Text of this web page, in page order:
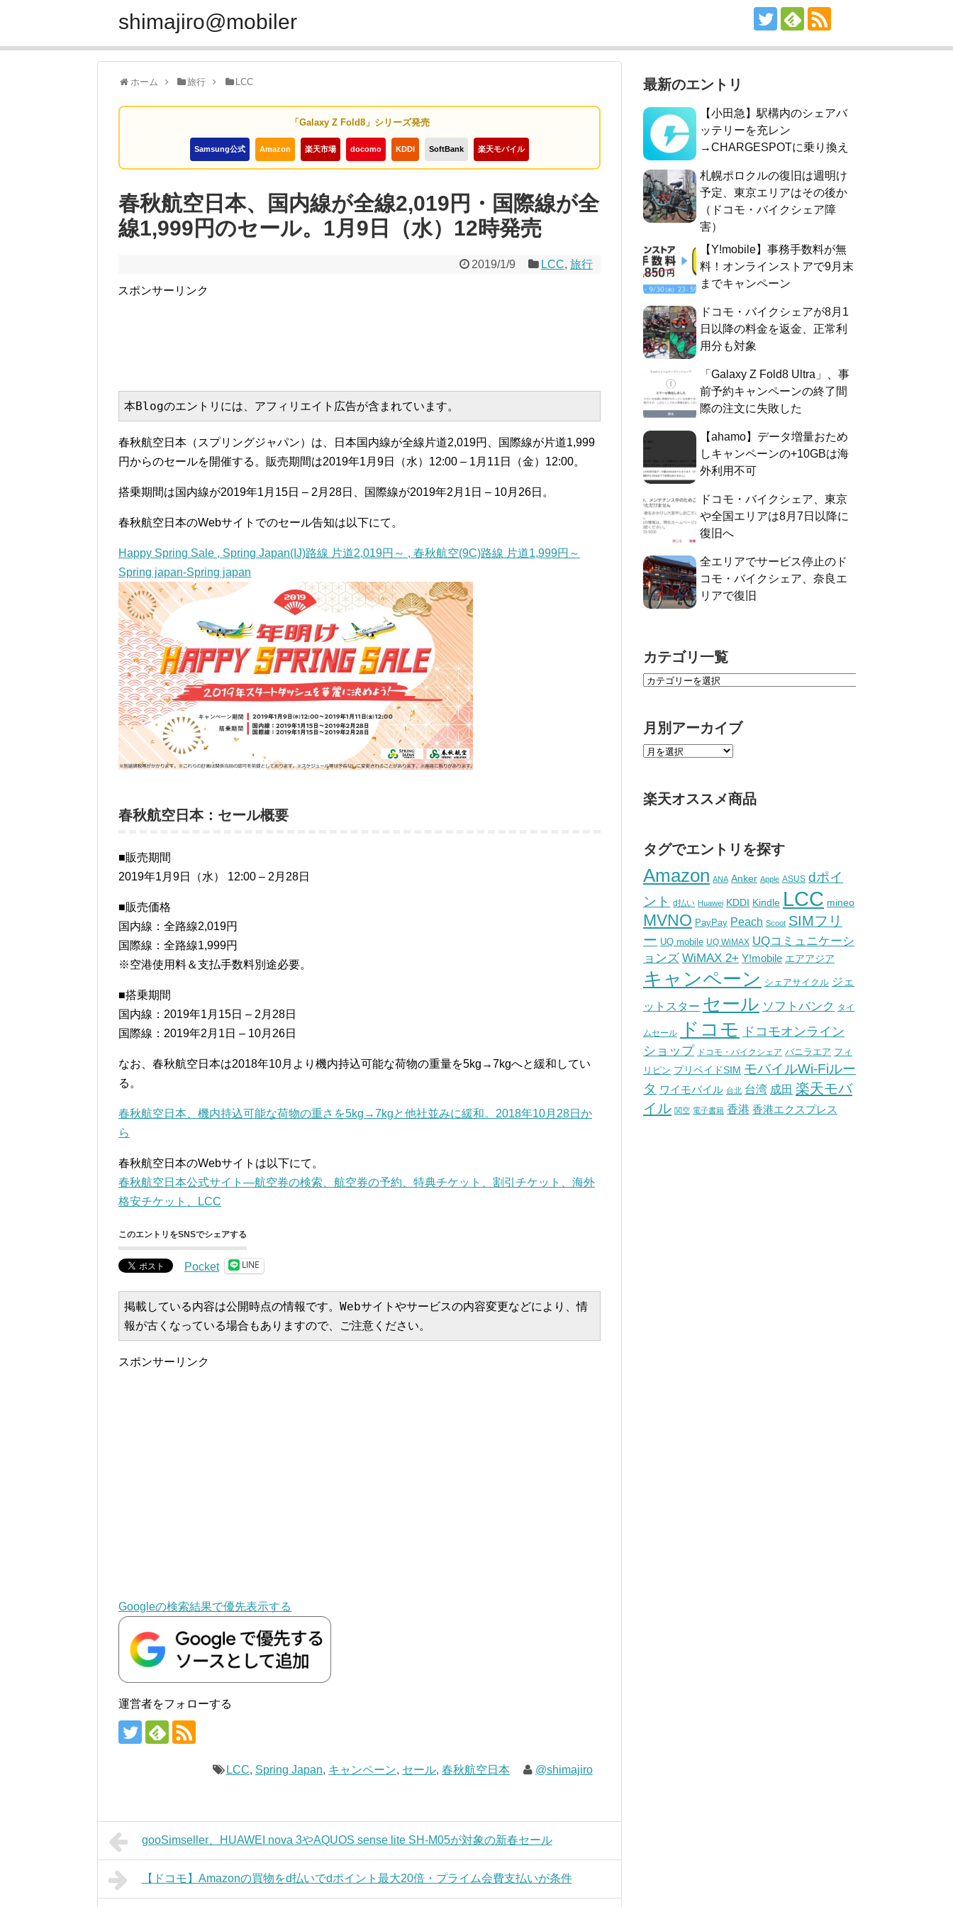
shimajiro@mobiler
ホーム 旅行 LCC
「Galaxy Z Fold8」シリーズ発売
Samsung公式 Amazon 楽天市場 docomo KDDI SoftBank 楽天モバイル
春秋航空日本、国内線が全線2,019円・国際線が全
線1,999円のセール。1月9日（水）12時発売
2019/1/9 LCC, 旅行
スポンサーリンク
本Blogのエントリには、アフィリエイト広告が含まれています。
春秋航空日本（スプリングジャパン）は、日本国内線が全線片道2,019円、国際線が片道1,999
円からのセールを開催する。販売期間は2019年1月9日（水）12:00 – 1月11日（金）12:00。
搭乗期間は国内線が2019年1月15日 – 2月28日、国際線が2019年2月1日 – 10月26日。
春秋航空日本のWebサイトでのセール告知は以下にて。
Happy Spring Sale , Spring Japan(IJ)路線 片道2,019円～ , 春秋航空(9C)路線 片道1,999円～
Spring japan-Spring japan
春秋航空日本：セール概要
■販売期間
2019年1月9日（水） 12:00 – 2月28日
■販売価格
国内線：全路線2,019円
国際線：全路線1,999円
※空港使用料＆支払手数料別途必要。
■搭乗期間
国内線：2019年1月15日 – 2月28日
国際線：2019年2月1日 – 10月26日
なお、春秋航空日本は2018年10月より機内持込可能な荷物の重量を5kg→7kgへと緩和してい
る。
春秋航空日本、機内持込可能な荷物の重さを5kg→7kgと他社並みに緩和。2018年10月28日か
ら
春秋航空日本のWebサイトは以下にて。
春秋航空日本公式サイト—航空券の検索、航空券の予約、特典チケット、割引チケット、海外
格安チケット、LCC
このエントリをSNSでシェアする
Pocket LINE
掲載している内容は公開時点の情報です。Webサイトやサービスの内容変更などにより、情
報が古くなっている場合もありますので、ご注意ください。
スポンサーリンク
Googleの検索結果で優先表示する
運営者をフォローする
LCC, Spring Japan, キャンペーン, セール,春秋航空日本 @shimajiro
gooSimseller、HUAWEI nova 3やAQUOS sense lite SH-M05が対象の新春セール
【ドコモ】Amazonの買物をd払いでdポイント最大20倍・プライム会費支払いが条件
最新のエントリ
【小田急】駅構内のシェアバ
ッテリーを充レン
→CHARGESPOTに乗り換え
札幌ポロクルの復旧は週明け
予定、東京エリアはその後か
（ドコモ・バイクシェア障
害）
【Y!mobile】事務手数料が無
料！オンラインストアで9月末
までキャンペーン
ドコモ・バイクシェアが8月1
日以降の料金を返金、正常利
用分も対象
「Galaxy Z Fold8 Ultra」、事
前予約キャンペーンの終了間
際の注文に失敗した
【ahamo】データ増量おため
しキャンペーンの+10GBは海
外利用不可
ドコモ・バイクシェア、東京
や全国エリアは8月7日以降に
復旧へ
全エリアでサービス停止のド
コモ・バイクシェア、奈良エ
リアで復旧
カテゴリ一覧
月別アーカイブ
楽天オススメ商品
タグでエントリを探す
Amazon ANA Anker Apple ASUS dポイ
ント
d払い Huawei KDDI Kindle LCC mineo
MVNO PayPay Peach Scoot SIMフリ
ー UQ mobile UQ WiMAX UQコミュニケーシ
ョンズ WiMAX 2+ Y!mobile エアアジア
キャンペーン シェアサイクル ジェ
ットスター セール ソフトバンク タイ
ムセール ドコモ
ドコモオンライン
ショップ ドコモ・バイクシェア バニラエア フィ
リピン プリペイドSIM モバイルWi-Fiルー
タ ワイモバイル 台北 台湾 成田 楽天モバ
イル 関空 電子書籍 香港 香港エクスプレス